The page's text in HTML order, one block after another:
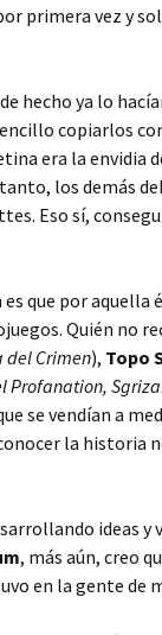
primera vez y
hecho ya lo
copiarlos
era la envidia
los demás
Eso sí,
que por
Quién no
del Crimen), Topo
Profanation,
se vendían a
la historia
ideas y
, más aún, creo
en la gente de